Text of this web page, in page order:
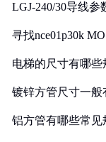
LGJ-240/30导线
寻找nce01p30k
电梯的尺寸有哪些
镀锌方管尺寸一般
铝方管有哪些常见